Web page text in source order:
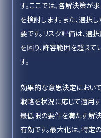
す。ここでは、各解決策
を検討します。また、選択
要です。リスク評価は、選
を図り、許容範囲を超え
す。
効果的な意思決定におい
戦略を状況に応じて適用す
最低限の要件を満たす解
有効です。最大化は、特